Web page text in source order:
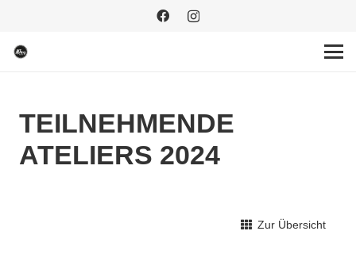
TEILNEHMENDE
ATELIERS 2024
Zur Übersicht